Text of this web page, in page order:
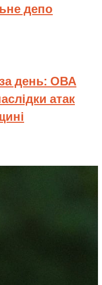
депо
день: ОВА
атак